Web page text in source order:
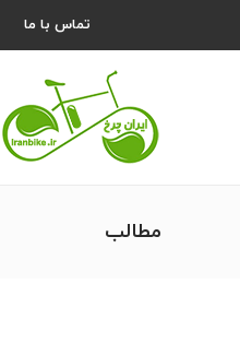
تماس با ما
مطالب